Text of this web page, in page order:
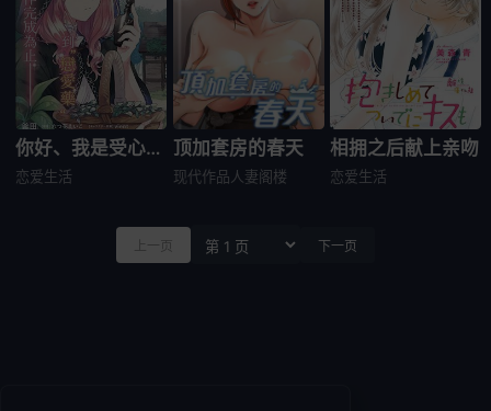
你好、我是受心上人所托来做恋爱药的魔女
恋爱生活
顶加套房的春天
现代作品 人妻阁楼
相拥之后献上亲吻
恋爱生活
上一页 下一页